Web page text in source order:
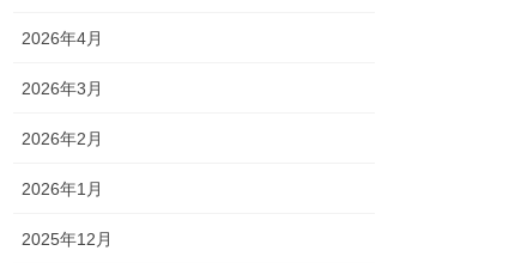
2026年4月
2026年3月
2026年2月
2026年1月
2025年12月